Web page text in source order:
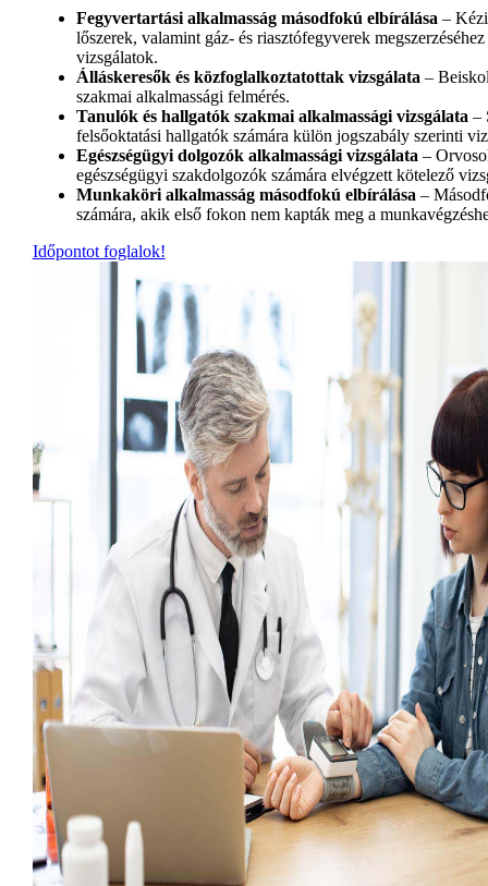
Fegyvertartási alkalmasság másodfokú elbírálása –
lőszerek, valamint gáz- és riasztófegyverek
vizsgálatok.
Álláskeresők és közfoglalkoztatottak vizsgálata –
szakmai alkalmassági felmérés.
Tanulók és hallgatók szakmai alkalmassági vizsgálata –
felsőoktatási hallgatók számára külön jogszabály szerinti
Egészségügyi dolgozók alkalmassági vizsgálata –
egészségügyi szakdolgozók számára elvégzett kötelező
Munkaköri alkalmasság másodfokú elbírálása –
számára, akik első fokon nem kapták meg a
Időpontot foglalok!